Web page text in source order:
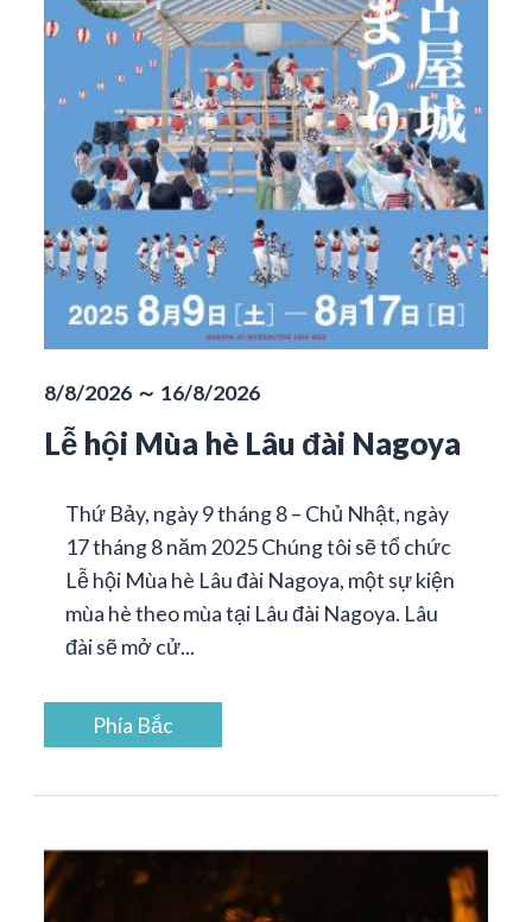
8/8/2026 ～ 16/8/2026
Lễ hội Mùa hè Lâu đài Nagoya
Thứ Bảy, ngày 9 tháng 8 – Chủ Nhật, ngày
17 tháng 8 năm 2025 Chúng tôi sẽ tổ chức
Lễ hội Mùa hè Lâu đài Nagoya, một sự kiện
mùa hè theo mùa tại Lâu đài Nagoya. Lâu
đài sẽ mở cử...
Phía Bắc